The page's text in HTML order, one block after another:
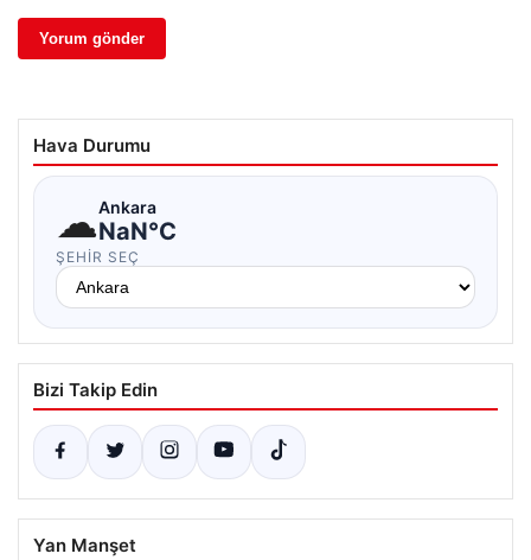
Hava Durumu
☁Ankara
NaN°C
ŞEHIR SEÇ
Bizi Takip Edin
Yan Manşet